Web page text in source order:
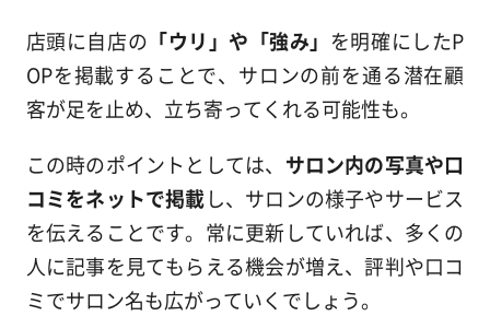
店頭に自店の 「ウリ」や「強み」 を明確にしたP
OPを掲載することで、サロンの前を通る潜在顧
客が足を止め、立ち寄ってくれる可能性も。
この時のポイントとしては、 サロン内の写真や口
コミをネットで掲載し、サロンの様子やサービス
を伝えることです。常に更新していれば、多くの
人に記事を見てもらえる機会が増え、評判や口コ
ミでサロン名も広がっていくでしょう。